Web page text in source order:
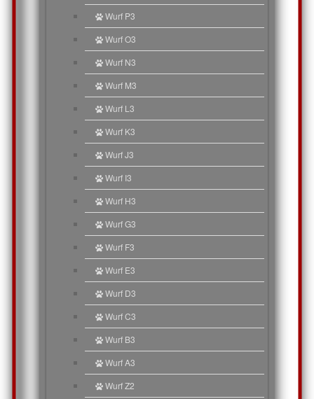
Wurf P3
Wurf O3
Wurf N3
Wurf M3
Wurf L3
Wurf K3
Wurf J3
Wurf I3
Wurf H3
Wurf G3
Wurf F3
Wurf E3
Wurf D3
Wurf C3
Wurf B3
Wurf A3
Wurf Z2